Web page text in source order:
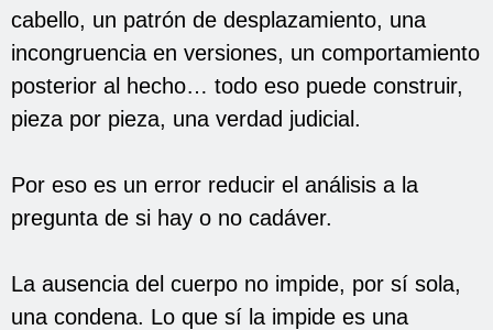
cabello, un patrón de desplazamiento, una
incongruencia en versiones, un comportamiento
posterior al hecho… todo eso puede construir,
pieza por pieza, una verdad judicial.
Por eso es un error reducir el análisis a la
pregunta de si hay o no cadáver.
La ausencia del cuerpo no impide, por sí sola,
una condena. Lo que sí la impide es una